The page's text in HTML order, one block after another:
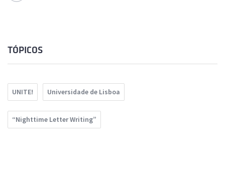
TÓPICOS
UNITE! Universidade de Lisboa
“Nighttime Letter Writing”